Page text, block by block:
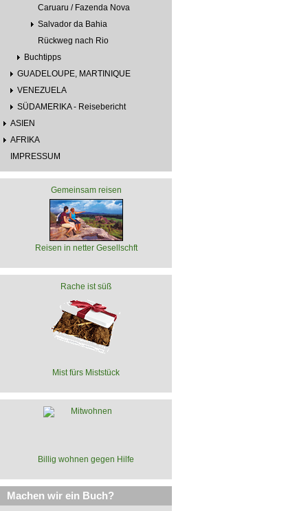
Caruaru / Fazenda Nova
Salvador da Bahia
Rückweg nach Rio
Buchtipps
GUADELOUPE, MARTINIQUE
VENEZUELA
SÜDAMERIKA - Reisebericht
ASIEN
AFRIKA
IMPRESSUM
Gemeinsam reisen
Reisen in netter Gesellschft
Rache ist süß
Mist fürs Miststück
Billig wohnen gegen Hilfe
Machen wir ein Buch?